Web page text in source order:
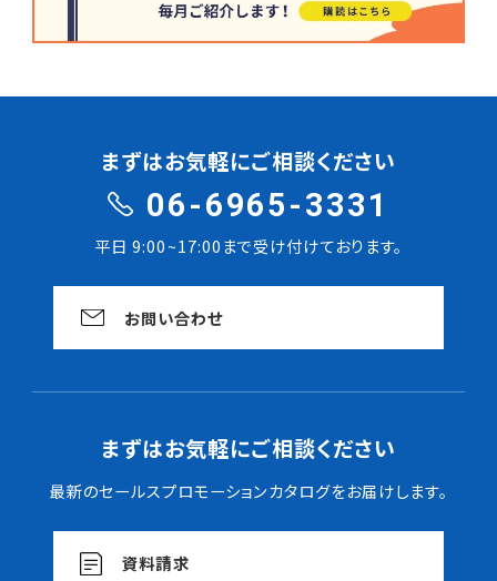
まずはお気軽にご相談ください
06-6965-3331
平日 9:00~17:00まで受け付けております。
お問い合わせ
まずはお気軽にご相談ください
最新のセールスプロモーションカタログをお届けします。
資料請求